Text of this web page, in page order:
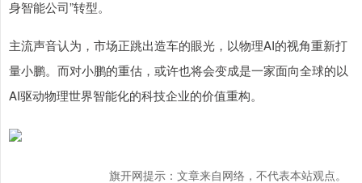
身智能公司”转型。
主流声音认为，市场正跳出造车的眼光，以物理AI的视角重新打
量小鹏。而对小鹏的重估，或许也将会变成是一家面向全球的以
AI驱动物理世界智能化的科技企业的价值重构。
旗开网提示：文章来自网络，不代表本站观点。